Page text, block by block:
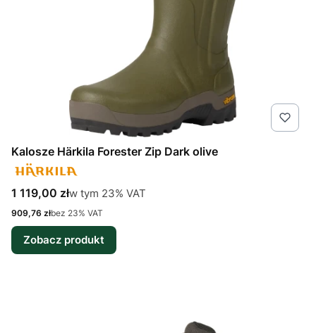
Kalosze Härkila Forester Zip Dark olive
Cena brutto
1 119,00 złw tym %s VAT
w tym 23% VAT
Cena netto
909,76 złbez 23% VAT
Zobacz produkt